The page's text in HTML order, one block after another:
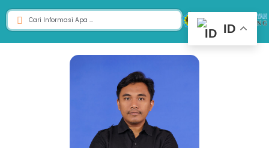
ID